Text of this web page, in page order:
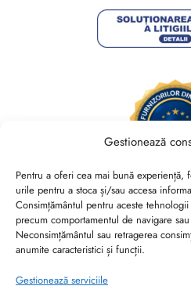
Gestionează
Pentru a oferi cea mai bună
urile pentru a stoca și/sau accesa
Consimțământul pentru aceste
precum comportamentul de navigare
Neconsimțământul sau retragerea
anumite caracteristici și funcții.
Gestionează serviciile
Brides Shoes By
RO44730767, J40/13882/
Str. Nicolae Canea, Nr.